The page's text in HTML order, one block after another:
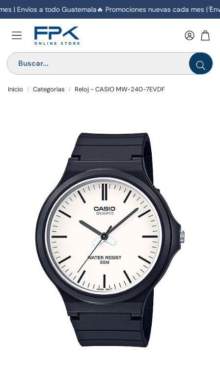
| Envíos a todo Guatemala🔥 Promociones nuevas cada mes |
Inicio Categorías Reloj - CASIO MW-240-7EVDF